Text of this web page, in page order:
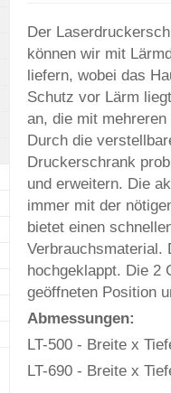
Der
können wir mit
liefern, wobei das
Schutz vor Lärm
an, die mit
Durch die
Druckerschrank
und erweitern. Die
immer mit der
bietet einen
Verbrauchsmaterial.
hochgeklappt. Die 2
geöffneten Position
Abmessungen:
LT-500 - Breite x
LT-690 - Breite x